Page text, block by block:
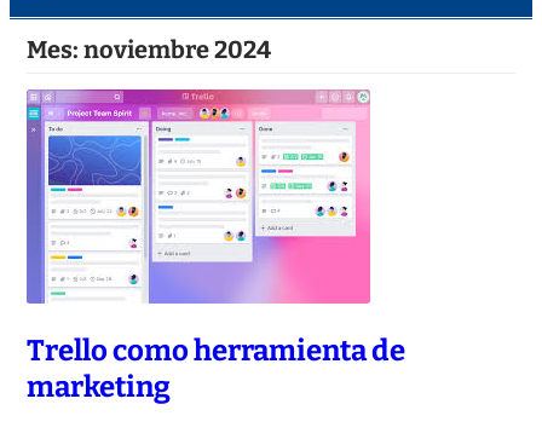
Mes: noviembre 2024
Trello como herramienta de
marketing